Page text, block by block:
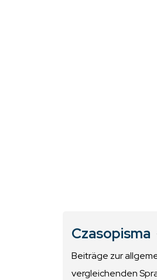
Czasopisma
Beiträge zur
vergleichenden